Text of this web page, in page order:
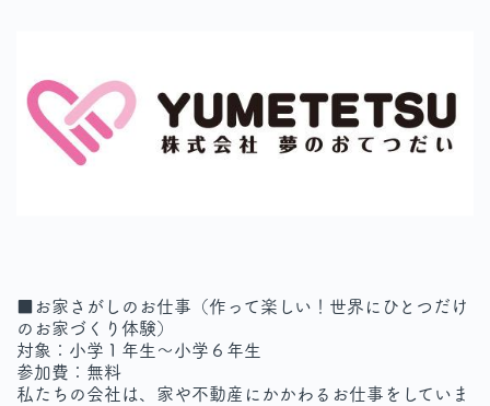
■お家さがしのお仕事（作って楽しい！世界にひとつだけ
のお家づくり体験）
対象：小学１年生～小学６年生
参加費：無料
私たちの会社は、家や不動産にかかわるお仕事をしていま